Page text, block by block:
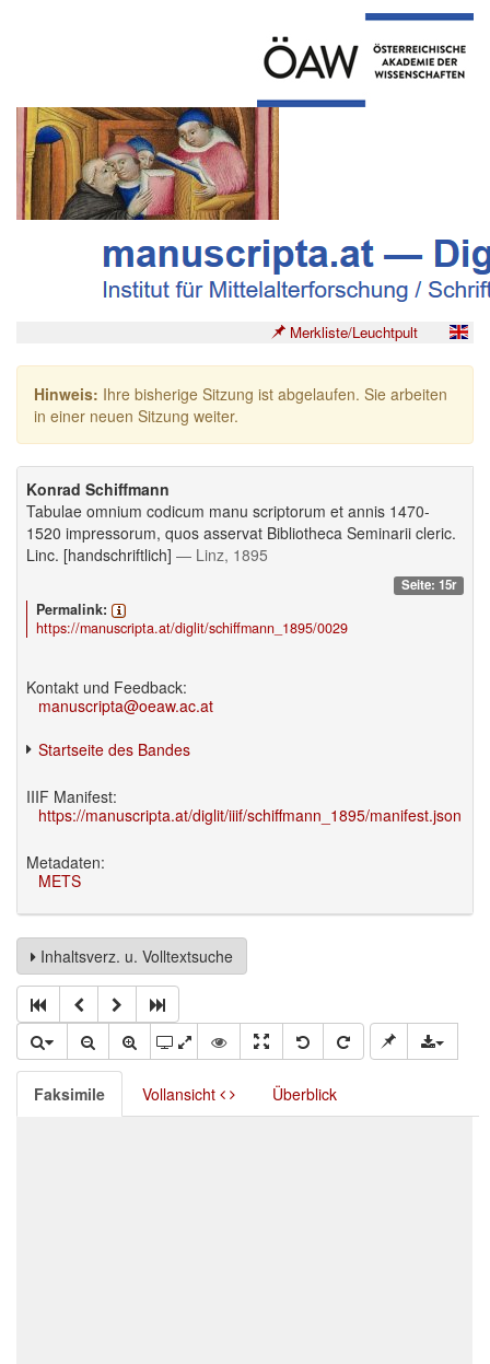
Merkliste/Leuchtpult
Hinweis: Ihre bisherige Sitzung ist abgelaufen. Sie arbeiten
in einer neuen Sitzung weiter.
Konrad Schiffmann
Tabulae omnium codicum manu scriptorum et annis 1470-
1520 impressorum, quos asservat Bibliotheca Seminarii cleric.
Linc. [handschriftlich] — Linz, 1895
Seite: 15r
Permalink:
https://manuscripta.at/diglit/schiffmann_1895/0029
Kontakt und Feedback:
manuscripta@oeaw.ac.at
Startseite des Bandes
IIIF Manifest:
https://manuscripta.at/diglit/iiif/schiffmann_1895/manifest.json
Metadaten:
METS
Inhaltsverz. u. Volltextsuche
Faksimile Vollansicht Überblick